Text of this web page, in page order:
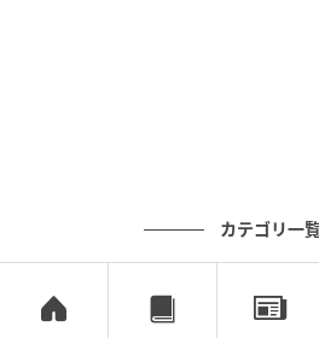
▶次回 【漫画】浮気疑惑が膨ら
娠以来初の夜のお誘い！気持ち
Vol.72】
カテゴリ一